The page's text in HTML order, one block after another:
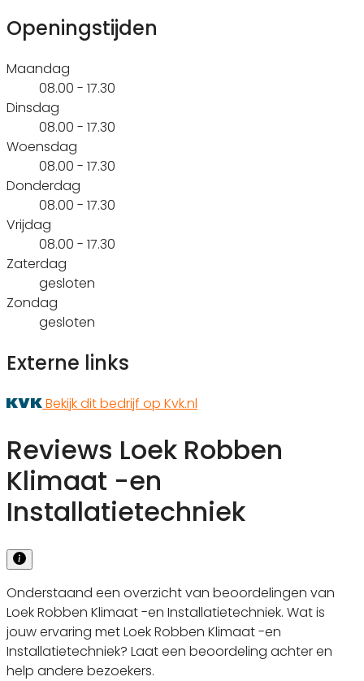
Openingstijden
Maandag
08.00 - 17.30
Dinsdag
08.00 - 17.30
Woensdag
08.00 - 17.30
Donderdag
08.00 - 17.30
Vrijdag
08.00 - 17.30
Zaterdag
gesloten
Zondag
gesloten
Externe links
Bekijk dit bedrijf op Kvk.nl
Reviews Loek Robben
Klimaat -en
Installatietechniek
Onderstaand een overzicht van beoordelingen van
Loek Robben Klimaat -en Installatietechniek. Wat is
jouw ervaring met Loek Robben Klimaat -en
Installatietechniek? Laat een beoordeling achter en
help andere bezoekers.